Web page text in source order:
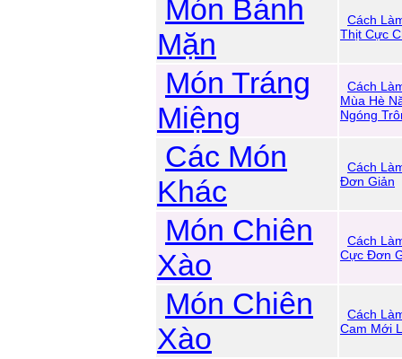
Món Bánh
Mặn
Cách
Thịt Cực
Món Tráng
Miệng
Cách
Mùa Hè
Ngóng
Các Món
Khác
Cách
Đơn Giản
Món Chiên
Xào
Cách
Cực Đơn
Món Chiên
Xào
Cách
Cam Mới